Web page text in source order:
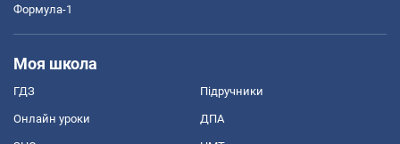
Формула-1
Моя школа
ГДЗ Підручники
Онлайн уроки ДПА